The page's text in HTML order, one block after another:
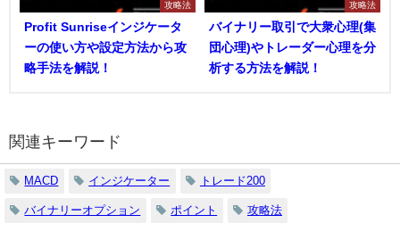
攻略法
Profit Sunriseインジケータ
ーの使い方や設定方法から攻
略手法を解説！
攻略法
バイナリー取引で大衆心理(集
団心理)やトレーダー心理を分
析する方法を解説！
関連キーワード
MACD インジケーター トレード200
バイナリーオプション ポイント 攻略法